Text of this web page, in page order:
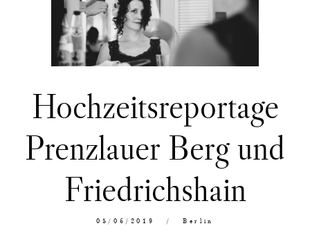
Hochzeitsreportage
Prenzlauer Berg und
Friedrichshain
05/06/2019 Berlin